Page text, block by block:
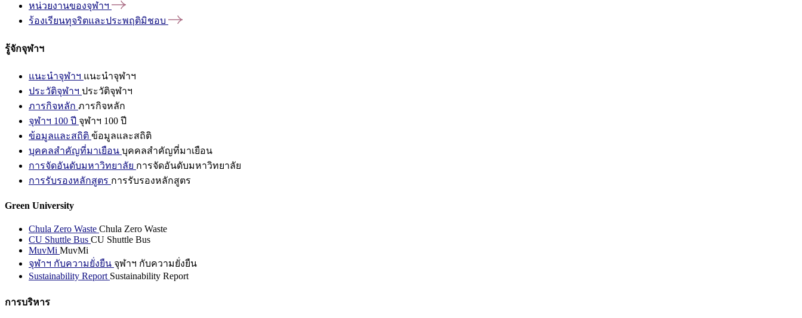
หน่วยงานของจุฬาฯ
ร้องเรียนทุจริตและประพฤติมิชอบ
รู้จักจุฬาฯ
แนะนำจุฬาฯ แนะนำจุฬาฯ
ประวัติจุฬาฯ ประวัติจุฬาฯ
ภารกิจหลัก ภารกิจหลัก
จุฬาฯ 100 ปี จุฬาฯ 100 ปี
ข้อมูลและสถิติ ข้อมูลและสถิติ
บุคคลสำคัญที่มาเยือน บุคคลสำคัญที่มาเยือน
การจัดอันดับมหาวิทยาลัย การจัดอันดับมหาวิทยาลัย
การรับรองหลักสูตร การรับรองหลักสูตร
Green University
Chula Zero Waste Chula Zero Waste
CU Shuttle Bus CU Shuttle Bus
MuvMi MuvMi
จุฬาฯ กับความยั่งยืน จุฬาฯ กับความยั่งยืน
Sustainability Report Sustainability Report
การบริหาร